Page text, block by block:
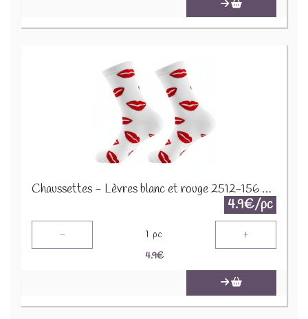
Chaussettes - Lèvres blanc et rouge 2512-156 Taille 38-45
4.9€/pc
- 1 pc +
4.9€